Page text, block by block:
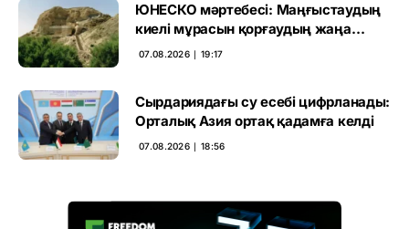
ЮНЕСКО мәртебесі: Маңғыстаудың
киелі мұрасын қорғаудың жаңа
кезеңі басталды
07.08.2026 ∣ 19:17
Сырдариядағы су есебі цифрланады:
Орталық Азия ортақ қадамға келді
07.08.2026 ∣ 18:56